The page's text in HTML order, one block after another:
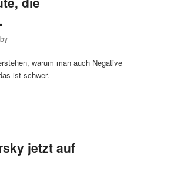
by
warum man auch Negative
ist schwer.
jetzt auf